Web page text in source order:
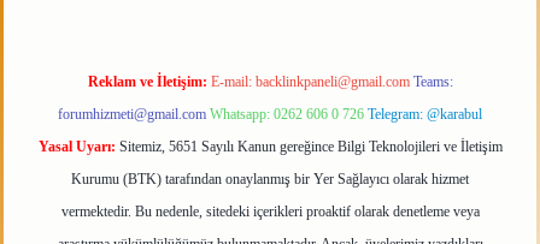
Reklam ve İletişim: E-mail: backlinkpaneli@gmail.com Teams:
forumhizmeti@gmail.com Whatsapp: 0262 606 0 726 Telegram: @karabul
Yasal Uyarı: Sitemiz, 5651 Sayılı Kanun gereğince Bilgi Teknolojileri ve İletişim
Kurumu (BTK) tarafından onaylanmış bir Yer Sağlayıcı olarak hizmet
vermektedir. Bu nedenle, sitedeki içerikleri proaktif olarak denetleme veya